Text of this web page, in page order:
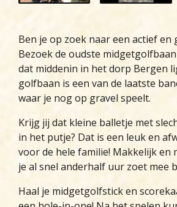
Ben je op zoek naar een actief en
Bezoek de oudste
dat middenin in het dorp Bergen
golfbaan is een van de laatste
waar je nog op gravel speelt.
Krijg jij dat kleine balletje met
in het putje? Dat is een leuk en
voor de hele familie! Makkelijk en
je al snel anderhalf uur zoet mee
Haal je midgetgolfstick en